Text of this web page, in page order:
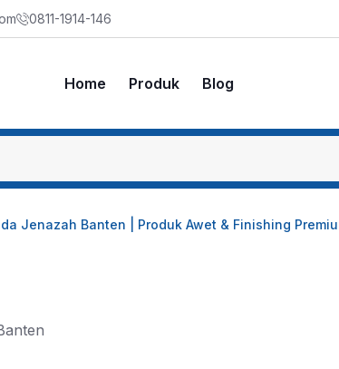
0811-1914-146
Home Produk Blog
Jenazah Banten | Produk Awet & Finishing